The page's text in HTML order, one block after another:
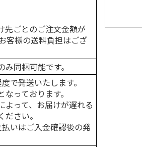
先ごとのご注文金額が
客様の送料負担はござ
み同梱可能です。
で発送いたします。
っております。
って、お届けが遅れる
さい。
いはご入金確認後の発